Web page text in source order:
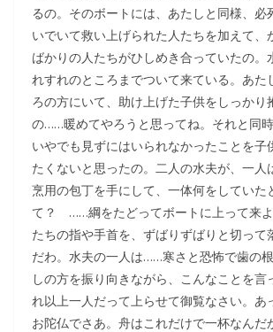
るの。そのボートには、あたしと同様、必
いでいて救い上げられた人たちを加えて、
ばかりの人たちがひしめき合っていたの。
れすれのところまでついて来ている。あた
ろの方にいて、助け上げた子供をしっかり
の……暖めてやろうと思ってね。それと同
いやでも見ずにはいられなかったことを子
たくないと思ったの。二人の水夫が、一人
烹用の包丁を手にして、一体何をしていた
て？ ……綱をたどってボートに上って来
たちの指や手首を、ずばりずばりと切って
だわ。水夫の一人は……寒さと恐怖で歯の
しの方を振り向きながら、こんなことを言
れ以上一人だって上らせて御覧なさい。あ
お陀仏でさあ。舟はこれだけで一杯なんだ